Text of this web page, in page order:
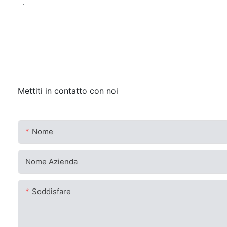
.
Mettiti in contatto con noi
Nome
Nome Azienda
Soddisfare